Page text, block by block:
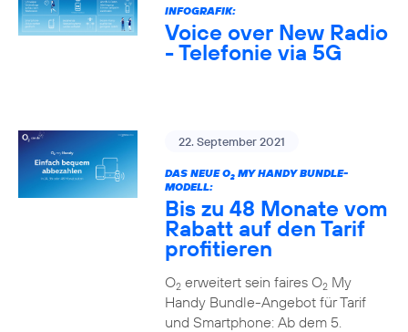
INFOGRAFIK:
Voice over New Radio
- Telefonie via 5G
22. September 2021
DAS NEUE O2MY HANDY BUNDLE-
MODELL:
Bis zu 48 Monate vom
Rabatt auf den Tarif
profitieren
O2erweitert sein faires O2My
Handy Bundle-Angebot für Tarif
und Smartphone: Ab dem 5.